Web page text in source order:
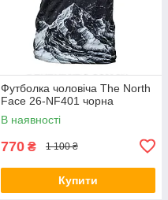
Футболка чоловіча The North
Face 26-NF401 чорна
В наявності
770 ₴ 1 100 ₴
Купити